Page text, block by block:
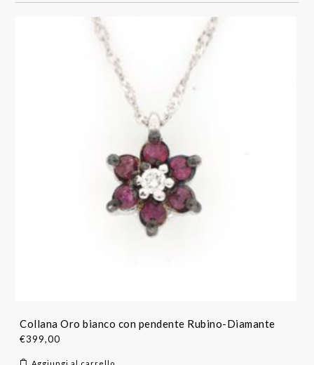
Collana Oro bianco con pendente Rubino-Diamante
€399,00